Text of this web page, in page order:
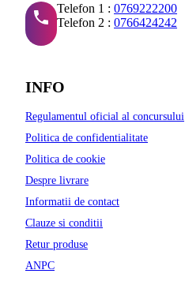
Telefon 1 : 0769222200
Telefon 2 : 0766424242
INFO
Regulamentul oficial al concursului
Politica de confidentialitate
Politica de cookie
Despre livrare
Informatii de contact
Clauze si conditii
Retur produse
ANPC